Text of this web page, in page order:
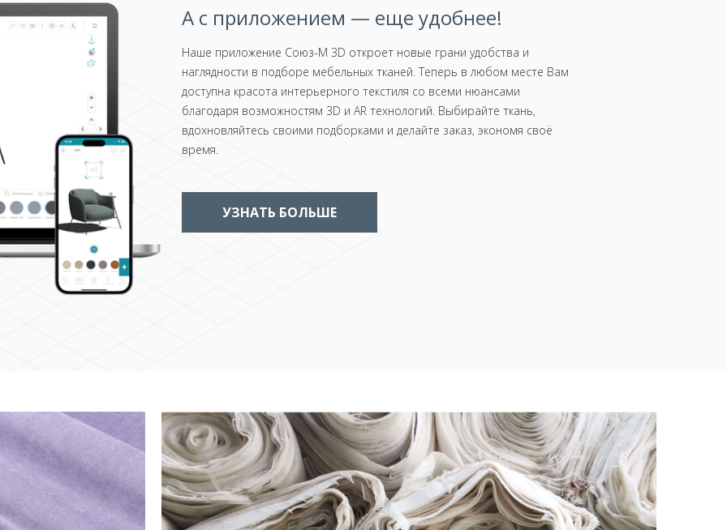
А с приложением — еще удобнее!
Наше приложение Союз-М 3D откроет новые грани удобства и
наглядности в подборе мебельных тканей. Теперь в любом месте Вам
доступна красота интерьерного текстиля со всеми нюансами
благодаря возможностям 3D и AR технологий. Выбирайте ткань,
вдохновляйтесь своими подборками и делайте заказ, экономя своё
время.
УЗНАТЬ БОЛЬШЕ